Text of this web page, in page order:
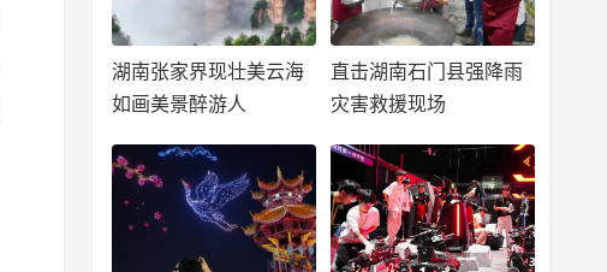
湖南张家界现壮美云海
如画美景醉游人
直击湖南石门县强降雨
灾害救援现场